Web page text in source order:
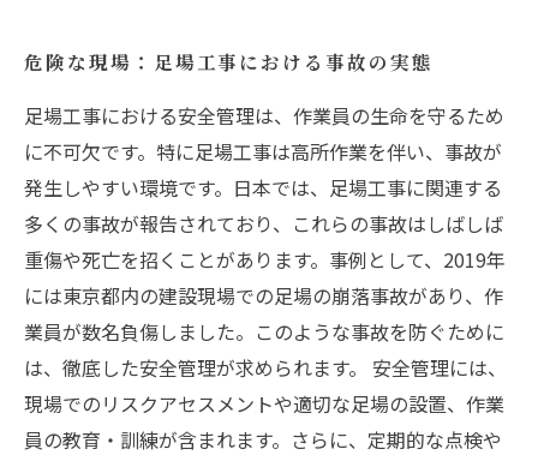
危険な現場：足場工事における事故の実態
足場工事における安全管理は、作業員の生命を守るため
に不可欠です。特に足場工事は高所作業を伴い、事故が
発生しやすい環境です。日本では、足場工事に関連する
多くの事故が報告されており、これらの事故はしばしば
重傷や死亡を招くことがあります。事例として、2019年
には東京都内の建設現場での足場の崩落事故があり、作
業員が数名負傷しました。このような事故を防ぐために
は、徹底した安全管理が求められます。 安全管理には、
現場でのリスクアセスメントや適切な足場の設置、作業
員の教育・訓練が含まれます。さらに、定期的な点検や